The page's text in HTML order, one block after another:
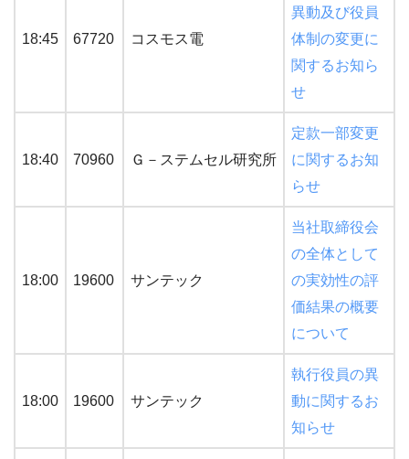
18:45 67720 コスモス電
異動及び役員
体制の変更に
関するお知ら
せ
18:40 70960 Ｇ－ステムセル研究所
定款一部変更
に関するお知
らせ
18:00 19600 サンテック
当社取締役会
の全体として
の実効性の評
価結果の概要
について
18:00 19600 サンテック
執行役員の異
動に関するお
知らせ